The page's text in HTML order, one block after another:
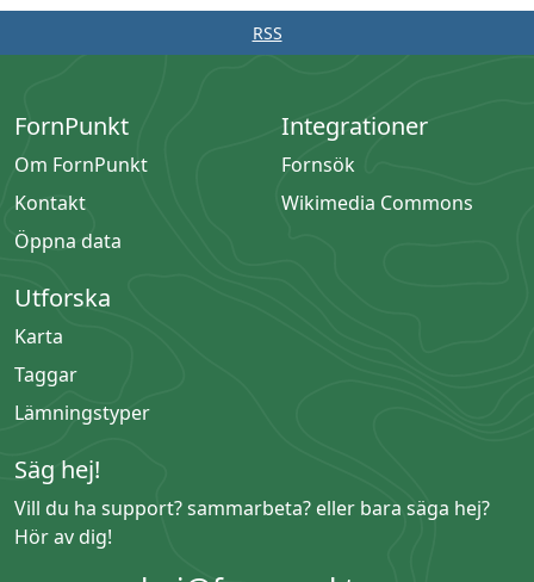
RSS
FornPunkt
Om FornPunkt
Kontakt
Öppna data
Integrationer
Fornsök
Wikimedia Commons
Utforska
Karta
Taggar
Lämningstyper
Säg hej!
Vill du ha support? sammarbeta? eller bara säga hej?
Hör av dig!